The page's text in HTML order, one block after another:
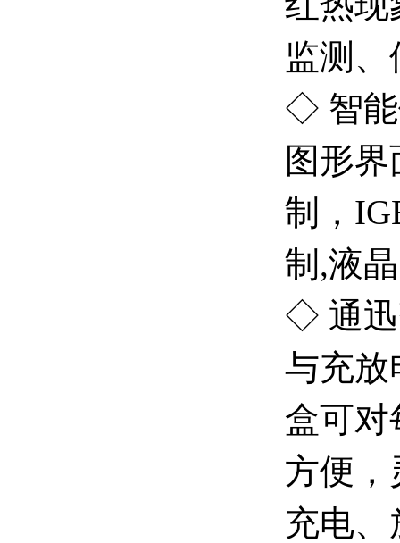
监测
◇ 智能
图形
制，
制,液
◇ 通迅
与充放
盒可对
方便，
充电